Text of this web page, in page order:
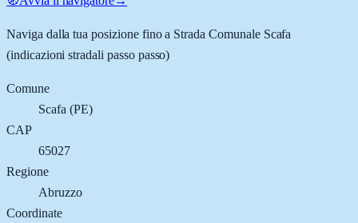
Naviga dalla tua posizione fino a Strada Comunale Scafa
(indicazioni stradali passo passo)
Comune
Scafa (PE)
CAP
65027
Regione
Abruzzo
Coordinate